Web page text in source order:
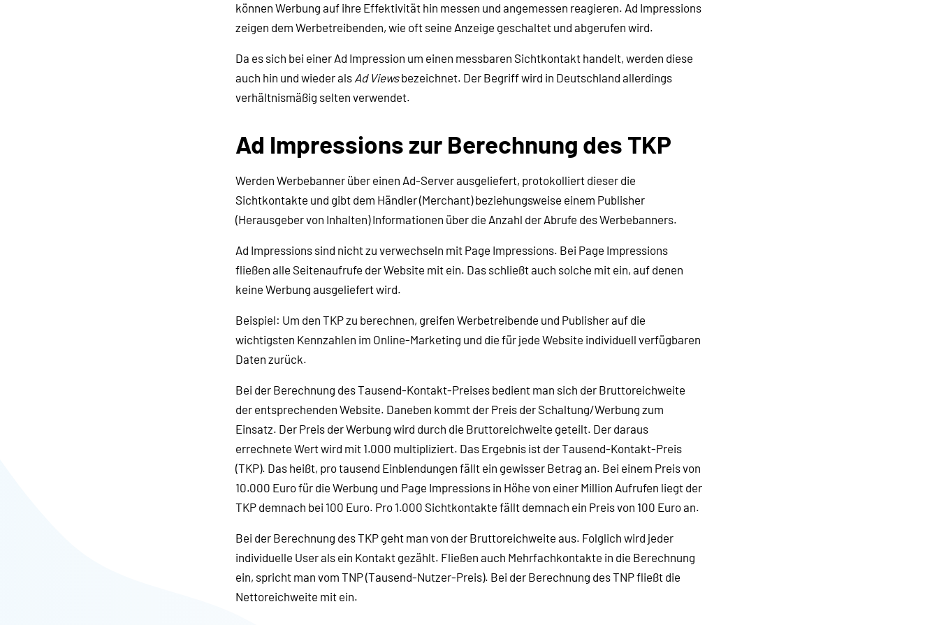
können Werbung auf ihre Effektivität hin messen und angemessen reagieren. Ad Impressions
zeigen dem Werbetreibenden, wie oft seine Anzeige geschaltet und abgerufen wird.
Da es sich bei einer Ad Impression um einen messbaren Sichtkontakt handelt, werden diese
auch hin und wieder als Ad Viewsbezeichnet. Der Begriff wird in Deutschland allerdings
verhältnismäßig selten verwendet.
Ad Impressions zur Berechnung des TKP
Werden Werbebanner über einen Ad-Server ausgeliefert, protokolliert dieser die
Sichtkontakte und gibt dem Händler (Merchant) beziehungsweise einem Publisher
(Herausgeber von Inhalten) Informationen über die Anzahl der Abrufe des Werbebanners.
Ad Impressions sind nicht zu verwechseln mit Page Impressions. Bei Page Impressions
fließen alle Seitenaufrufe der Website mit ein. Das schließt auch solche mit ein, auf denen
keine Werbung ausgeliefert wird.
Beispiel: Um den TKP zu berechnen, greifen Werbetreibende und Publisher auf die
wichtigsten Kennzahlen im Online-Marketing und die für jede Website individuell verfügbaren
Daten zurück.
Bei der Berechnung des Tausend-Kontakt-Preises bedient man sich der Bruttoreichweite
der entsprechenden Website. Daneben kommt der Preis der Schaltung/Werbung zum
Einsatz. Der Preis der Werbung wird durch die Bruttoreichweite geteilt. Der daraus
errechnete Wert wird mit 1.000 multipliziert. Das Ergebnis ist der Tausend-Kontakt-Preis
(TKP). Das heißt, pro tausend Einblendungen fällt ein gewisser Betrag an. Bei einem Preis von
10.000 Euro für die Werbung und Page Impressions in Höhe von einer Million Aufrufen liegt der
TKP demnach bei 100 Euro. Pro 1.000 Sichtkontakte fällt demnach ein Preis von 100 Euro an.
Bei der Berechnung des TKP geht man von der Bruttoreichweite aus. Folglich wird jeder
individuelle User als ein Kontakt gezählt. Fließen auch Mehrfachkontakte in die Berechnung
ein, spricht man vom TNP (Tausend-Nutzer-Preis). Bei der Berechnung des TNP fließt die
Nettoreichweite mit ein.